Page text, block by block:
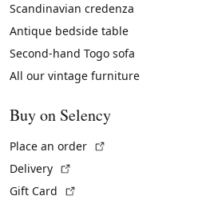
Scandinavian credenza
Antique bedside table
Second-hand Togo sofa
All our vintage furniture
Buy on Selency
Place an order
Delivery
Gift Card